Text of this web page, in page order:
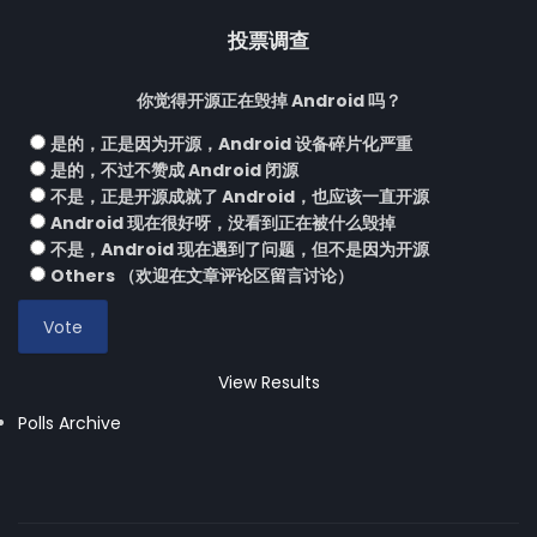
投票调查
你觉得开源正在毁掉 Android 吗？
是的，正是因为开源，Android 设备碎片化严重
是的，不过不赞成 Android 闭源
不是，正是开源成就了 Android，也应该一直开源
Android 现在很好呀，没看到正在被什么毁掉
不是，Android 现在遇到了问题，但不是因为开源
Others （欢迎在文章评论区留言讨论）
View Results
Polls Archive